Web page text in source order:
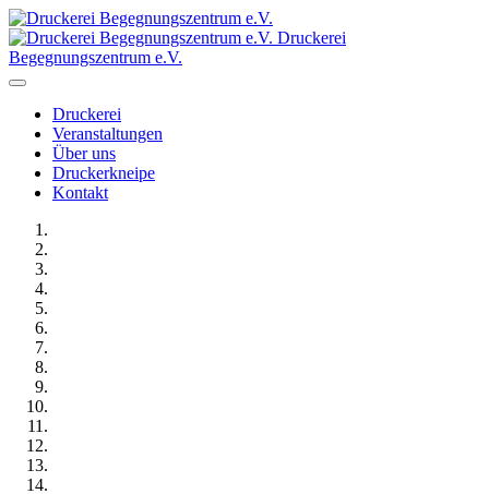
Druckerei
Begegnungszentrum e.V.
Druckerei
Veranstaltungen
Über uns
Druckerkneipe
Kontakt